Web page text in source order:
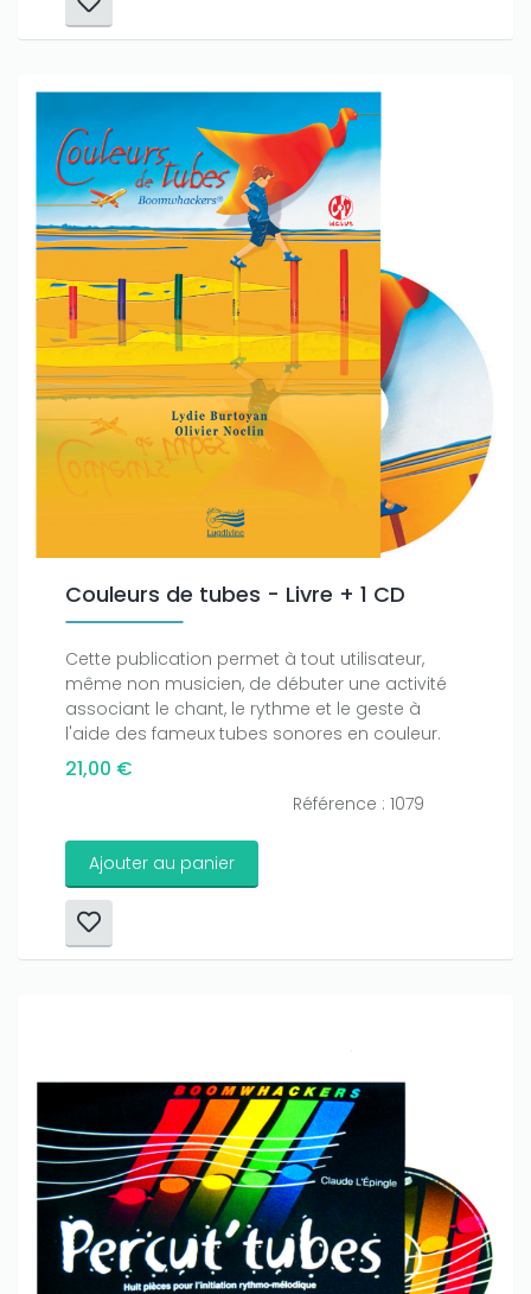
Couleurs de tubes - Livre + 1 CD
Cette publication permet à tout utilisateur,
même non musicien, de débuter une activité
associant le chant, le rythme et le geste à
l'aide des fameux tubes sonores en couleur.
21,00 €
Référence : 1079
Ajouter au panier